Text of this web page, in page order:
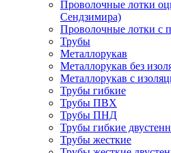
Проволочные лотки
Сендзимира)
Проволочные лотки с
Трубы
Металлорукав
Металлорукав без
Металлорукав с
Трубы гибкие
Трубы ПВХ
Трубы ПНД
Трубы гибкие
Трубы жесткие